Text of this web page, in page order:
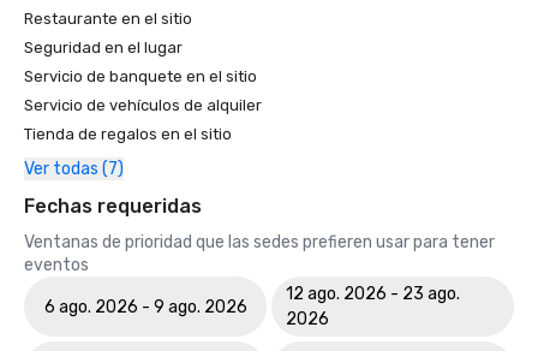
Restaurante en el sitio
Seguridad en el lugar
Servicio de banquete en el sitio
Servicio de vehículos de alquiler
Tienda de regalos en el sitio
Ver todas (7)
Fechas requeridas
Ventanas de prioridad que las sedes prefieren usar para tener
eventos
6 ago. 2026 - 9 ago. 2026
12 ago. 2026 - 23 ago.
2026